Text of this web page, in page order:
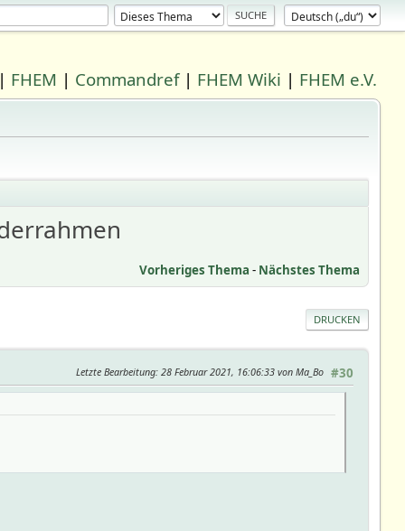
FHEM | Commandref| FHEM Wiki | FHEM e.V.
Vorheriges Thema - Nächstes Thema
DRUCKEN
#30
Letzte Bearbeitung: 28 Februar 2021, 16:06:33 von Ma_Bo